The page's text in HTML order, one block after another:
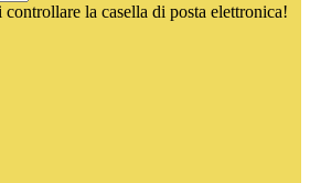
la casella di posta elettronica!